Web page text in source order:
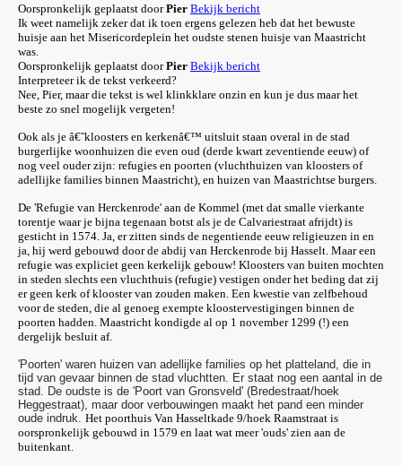
Oorspronkelijk geplaatst doorPier Bekijk bericht
Ik weet namelijk zeker dat ik toen ergens gelezen heb dat het bewuste
huisje aan het Misericordeplein het oudste stenen huisje van Maastricht
was.
Oorspronkelijk geplaatst doorPier Bekijk bericht
Interpreteer ik de tekst verkeerd?
Nee, Pier, maar die tekst is wel klinkklare onzin en kun je dus maar het
beste zo snel mogelijk vergeten!
Ook als je â€˜kloosters en kerkenâ€™ uitsluit staan overal in de stad
burgerlijke woonhuizen die even oud (derde kwart zeventiende eeuw) of
nog veel ouder zijn: refugies en poorten (vluchthuizen van kloosters of
adellijke families binnen Maastricht), en huizen van Maastrichtse burgers.
De 'Refugie van Herckenrode' aan de Kommel (met dat smalle vierkante
torentje waar je bijna tegenaan botst als je de Calvariestraat afrijdt) is
gesticht in 1574. Ja, er zitten sinds de negentiende eeuw religieuzen in en
ja, hij werd gebouwd door de abdij van Herckenrode bij Hasselt. Maar een
refugie was expliciet geen kerkelijk gebouw! Kloosters van buiten mochten
in steden slechts een vluchthuis (refugie) vestigen onder het beding dat zij
er geen kerk of klooster van zouden maken. Een kwestie van zelfbehoud
voor de steden, die al genoeg exempte kloostervestigingen binnen de
poorten hadden. Maastricht kondigde al op 1 november 1299 (!) een
dergelijk besluit af.
'Poorten' waren huizen van adellijke families op het platteland, die in
tijd van gevaar binnen de stad vluchtten. Er staat nog een aantal in de
stad. De oudste is de 'Poort van Gronsveld' (Bredestraat/hoek
Heggestraat), maar door verbouwingen maakt het pand een minder
oude indruk. Het poorthuis Van Hasseltkade 9/hoek Raamstraat is
oorspronkelijk gebouwd in 1579 en laat wat meer 'ouds' zien aan de
buitenkant.